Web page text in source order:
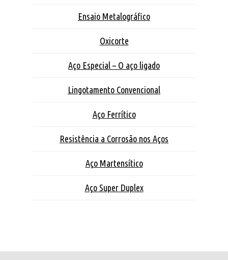
Ensaio Metalográfico
Oxicorte
Aço Especial – O aço ligado
Lingotamento Convencional
Aço Ferrítico
Resistência a Corrosão nos Aços
Aço Martensítico
Aço Super Duplex